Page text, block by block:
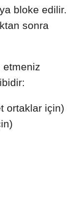
bloke edilir.
sonra
etmeniz
ortaklar için)